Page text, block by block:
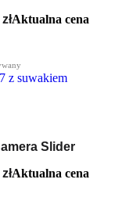
złAktualna cena
Slider
złAktualna cena